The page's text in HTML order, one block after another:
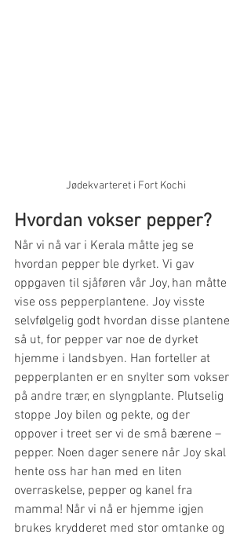
Jødekvarteret i Fort Kochi
Hvordan vokser pepper?
Når vi nå var i Kerala måtte jeg se
hvordan pepper ble dyrket. Vi gav
oppgaven til sjåføren vår Joy, han måtte
vise oss pepperplantene. Joy visste
selvfølgelig godt hvordan disse plantene
så ut, for pepper var noe de dyrket
hjemme i landsbyen. Han forteller at
pepperplanten er en snylter som vokser
på andre trær, en slyngplante. Plutselig
stoppe Joy bilen og pekte, og der
oppover i treet ser vi de små bærene –
pepper. Noen dager senere når Joy skal
hente oss har han med en liten
overraskelse, pepper og kanel fra
mamma! Når vi nå er hjemme igjen
brukes krydderet med stor omtanke og